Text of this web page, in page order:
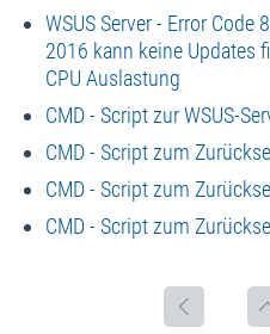
WSUS Server - Error
2016 kann keine Updates
CPU Auslastung
CMD - Script zur WSUS-
CMD - Script zum
CMD - Script zum
CMD - Script zum